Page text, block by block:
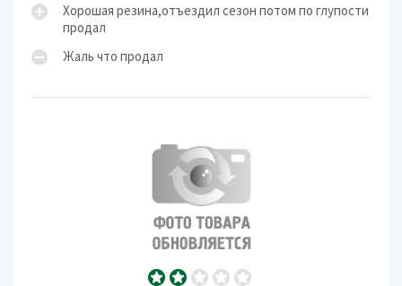
Хорошая резина,отъездил сезон потом по глупости
продал
Жаль что продал